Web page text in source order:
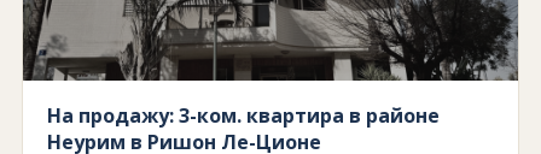
На продажу: 3-ком. квартира в районе
Неурим в Ришон Ле-Ционе